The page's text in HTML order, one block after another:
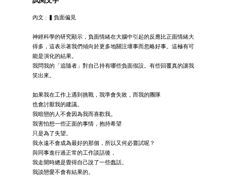
內文 : ▍負面偏見
神經科學的研究顯示，負面情緒在大腦中引起的反應比正面情緒大
得多，這表示著我們傾向於更多地關注壞事而忽略好事。這極有可
能是演化的結果。
我問我的「追隨者」對自己持有哪些負面假設。有些回覆真的讓我
笑出來。
如果我在工作上遇到挑戰，我準會失敗，而我的團隊
也會討厭我的建議。
我暗戀的人不會因為我而喜歡我。
我害怕想一些正面的事情，抱持希望
只是為了失望。
我永遠不會成為最好的那個，所以又何必嘗試呢？
與同事進行過正常的工作談話後，
我走開時總是覺得自己說了一些蠢話。
我談戀愛不會有結果的。